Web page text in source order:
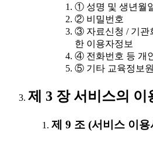
① 성명 및 생년월
② 비밀번호
③ 자료신청 / 기관
한 이용자정보
④ 전화번호 등 개
⑤ 기타 교육정보
제 3 장 서비스의 이
제 9 조 (서비스 이용